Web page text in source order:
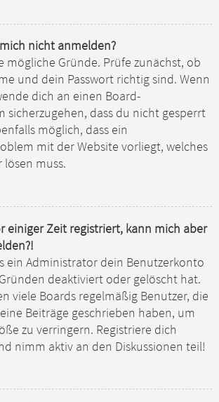
nicht anmelden?
mögliche Gründe. Prüfe zunächst, ob
und dein Passwort richtig sind. Wenn
dich an einen Board-
sicherzugehen, dass du nicht gesperrt
möglich, dass ein
mit der Website vorliegt, welches
muss.
einiger Zeit registriert, kann mich aber
ein Administrator dein Benutzerkonto
deaktiviert oder gelöscht hat.
viele Boards regelmäßig Benutzer, die
Beiträge geschrieben haben, um
zu verringern. Registriere dich
nimm aktiv an den Diskussionen teil!